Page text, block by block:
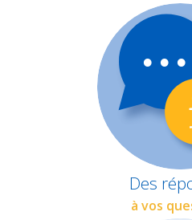
Des
à vos